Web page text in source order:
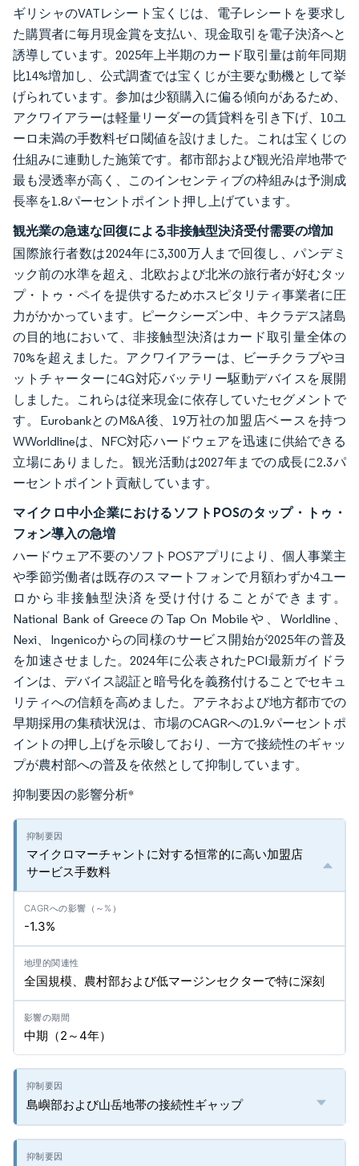
ギリシャのVATレシート宝くじは、電子レシートを要求し
た購買者に毎月現金賞を支払い、現金取引を電子決済へと
誘導しています。2025年上半期のカード取引量は前年同期
比14%増加し、公式調査では宝くじが主要な動機として挙
げられています。参加は少額購入に偏る傾向があるため、
アクワイアラーは軽量リーダーの賃貸料を引き下げ、10ユ
ーロ未満の手数料ゼロ閾値を設けました。これは宝くじの
仕組みに連動した施策です。都市部および観光沿岸地帯で
最も浸透率が高く、このインセンティブの枠組みは予測成
長率を1.8パーセントポイント押し上げています。
観光業の急速な回復による非接触型決済受付需要の増加
国際旅行者数は2024年に3,300万人まで回復し、パンデミ
ック前の水準を超え、北欧および北米の旅行者が好むタッ
プ・トゥ・ペイを提供するためホスピタリティ事業者に圧
力がかかっています。ピークシーズン中、キクラデス諸島
の目的地において、非接触型決済はカード取引量全体の
70%を超えました。アクワイアラーは、ビーチクラブやヨ
ットチャーターに4G対応バッテリー駆動デバイスを展開
しました。これらは従来現金に依存していたセグメントで
す。EurobankとのM&A後、19万社の加盟店ベースを持つ
WWorldlineは、NFC対応ハードウェアを迅速に供給できる
立場にありました。観光活動は2027年までの成長に2.3パ
ーセントポイント貢献しています。
マイクロ中小企業におけるソフトPOSのタップ・トゥ・
フォン導入の急増
ハードウェア不要のソフトPOSアプリにより、個人事業主
や季節労働者は既存のスマートフォンで月額わずか4ユー
ロから非接触型決済を受け付けることができます。
National Bank of GreeceのTap On Mobileや、Worldline、
Nexi、Ingenicoからの同様のサービス開始が2025年の普及
を加速させました。2024年に公表されたPCI最新ガイドラ
インは、デバイス認証と暗号化を義務付けることでセキュ
リティへの信頼を高めました。アテネおよび地方都市での
早期採用の集積状況は、市場のCAGRへの1.9パーセントポ
イントの押し上げを示唆しており、一方で接続性のギャッ
プが農村部への普及を依然として抑制しています。
抑制要因の影響分析*
マイクロマーチャントに対する恒常的に高い加盟店
サービス手数料
-1.3%
全国規模、農村部および低マージンセクターで特に深刻
中期（2～4年）
島嶼部および山岳地帯の接続性ギャップ